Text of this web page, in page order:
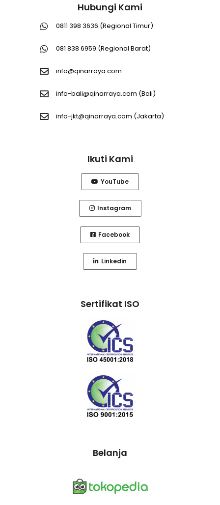
Hubungi Kami
0811 398 3636 (Regional Timur)
081 838 6959 (Regional Barat)
info@qinarraya.com
info-bali@qinarraya.com (Bali)
info-jkt@qinarraya.com (Jakarta)
Ikuti Kami
YouTube
Instagram
Facebook
Linkedin
Sertifikat ISO
Belanja